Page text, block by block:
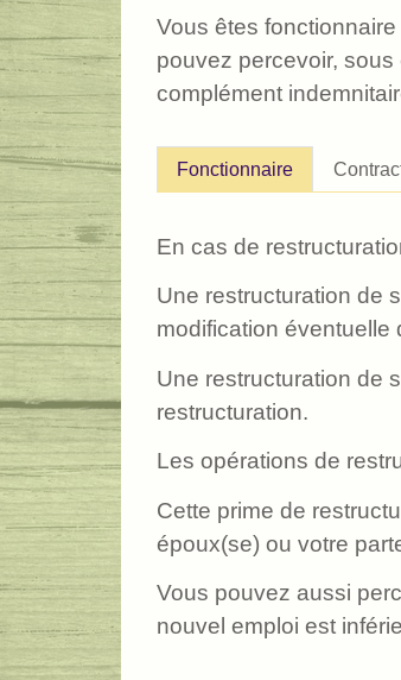
Vous êtes
pouvez percevoir,
complément
Fonctionnaire
En cas de
Une restructuration de
modification éventuelle
Une restructuration de
restructuration.
Les opérations de
Cette prime de
époux(se) ou votre
Vous pouvez aussi
nouvel emploi est